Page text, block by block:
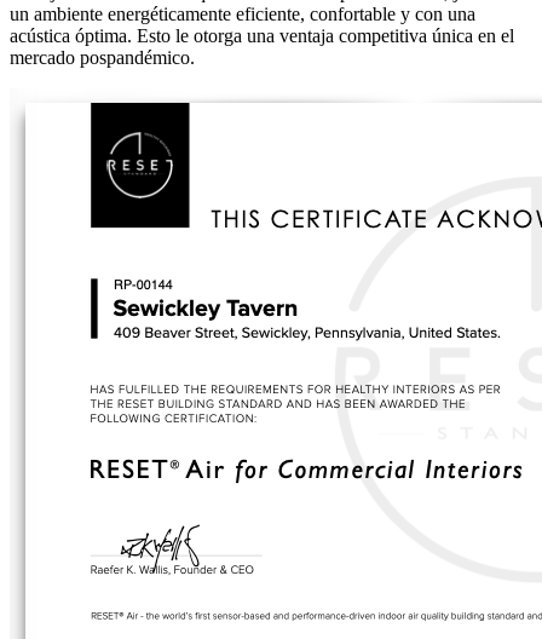
un ambiente energéticamente eficiente, confortable y con una
acústica óptima. Esto le otorga una ventaja competitiva única en el
mercado pospandémico.